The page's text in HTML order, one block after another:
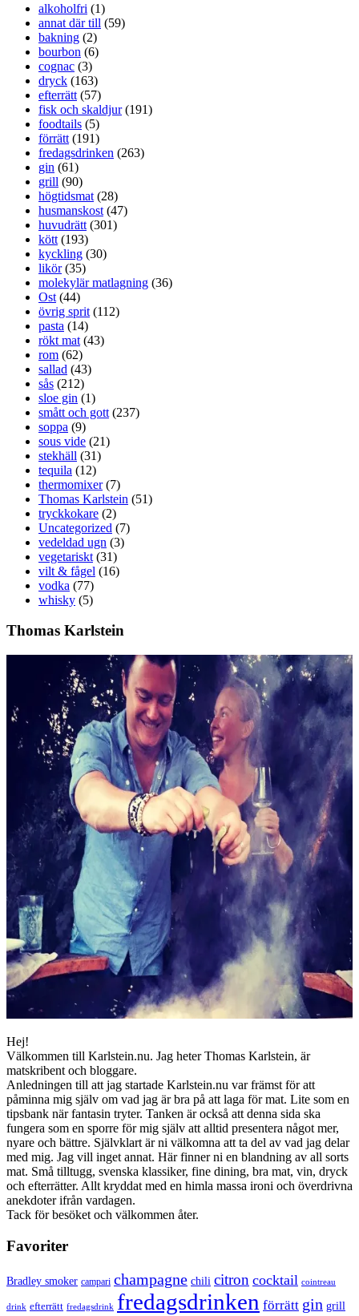
alkoholfri (1)
annat där till (59)
bakning (2)
bourbon (6)
cognac (3)
dryck (163)
efterrätt (57)
fisk och skaldjur(191)
foodtails (5)
förrätt (191)
fredagsdrinken (263)
gin (61)
grill (90)
högtidsmat (28)
husmanskost (47)
huvudrätt (301)
kött (193)
kyckling (30)
likör(35)
molekylär matlagning (36)
Ost (44)
övrig sprit (112)
pasta (14)
rökt mat (43)
rom (62)
sallad (43)
sås (212)
sloe gin (1)
smått och gott (237)
soppa (9)
sous vide (21)
stekhäll (31)
tequila (12)
thermomixer(7)
Thomas Karlstein (51)
tryckkokare (2)
Uncategorized (7)
vedeldad ugn (3)
vegetariskt (31)
vilt & fågel (16)
vodka (77)
whisky (5)
Thomas Karlstein
Hej!
Välkommen till Karlstein.nu. Jag heter Thomas Karlstein, är
matskribent och bloggare.
Anledningen till att jag startade Karlstein.nu var främst för att
påminna mig själv om vad jag är bra på att laga för mat. Lite som en
tipsbank när fantasin tryter. Tanken är också att denna sida ska
fungera som en sporre för mig själv att alltid presentera något mer,
nyare och bättre. Självklart är ni välkomna att ta del av vad jag delar
med mig. Jag vill inget annat. Här finner ni en blandning av all sorts
mat. Små tilltugg, svenska klassiker, fine dining, bra mat, vin, dryck
och efterrätter. Allt kryddat med en himla massa ironi och överdrivna
anekdoter ifrån vardagen.
Tack för besöket och välkommen åter.
Favoriter
Bradley smoker campari champagne chili citron cocktail cointreau
drink efterrätt fredagsdrink fredagsdrinken förrätt gin grill